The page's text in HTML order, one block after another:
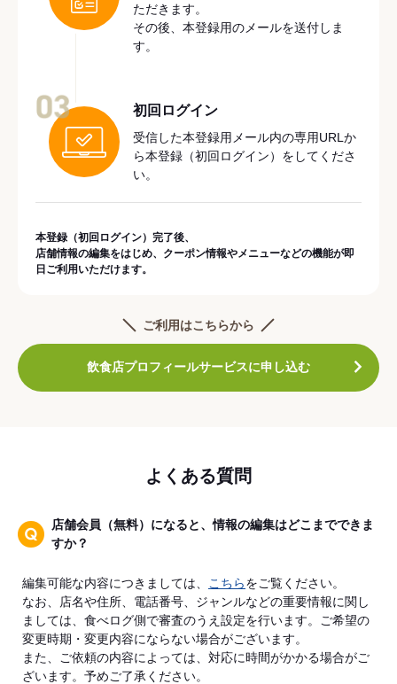
ただきます。
その後、本登録用のメールを送付しま
す。
初回ログイン
受信した本登録用メール内の専用URLか
ら本登録（初回ログイン）をしてくださ
い。
本登録（初回ログイン）完了後、
店舗情報の編集をはじめ、クーポン情報やメニューなどの機能が即
日ご利用いただけます。
ご利用はこちらから
飲食店プロフィールサービスに申し込む
よくある質問
店舗会員（無料）になると、情報の編集はどこまでできま
すか？
編集可能な内容につきましては、 こちらをご覧ください。
なお、店名や住所、電話番号、ジャンルなどの重要情報に関し
ましては、食べログ側で審査のうえ設定を行います。ご希望の
変更時期・変更内容にならない場合がございます。
また、ご依頼の内容によっては、対応に時間がかかる場合がご
ざいます。予めご了承ください。